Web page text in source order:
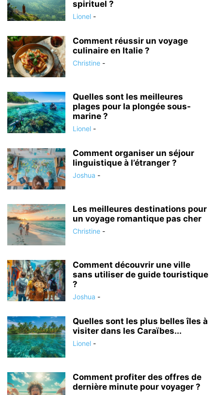
spirituel ?
Lionel -
Comment réussir un voyage
culinaire en Italie ?
Christine -
Quelles sont les meilleures
plages pour la plongée sous-
marine ?
Lionel -
Comment organiser un séjour
linguistique à l’étranger ?
Joshua -
Les meilleures destinations pour
un voyage romantique pas cher
Christine -
Comment découvrir une ville
sans utiliser de guide touristique
?
Joshua -
Quelles sont les plus belles îles à
visiter dans les Caraïbes...
Lionel -
Comment profiter des offres de
dernière minute pour voyager ?